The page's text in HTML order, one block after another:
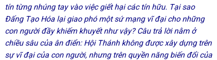
tín từng nhúng tay vào việc giết hại các tín hữu. Tại sao
Đấng Tạo Hóa lại giao phó một sứ mạng vĩ đại cho những
con người đầy khiếm khuyết như vậy? Câu trả lời nằm ở
chiều sâu của ân điển: Hội Thánh không được xây dựng trên
sự vĩ đại của con người, nhưng trên quyền năng biến đổi của